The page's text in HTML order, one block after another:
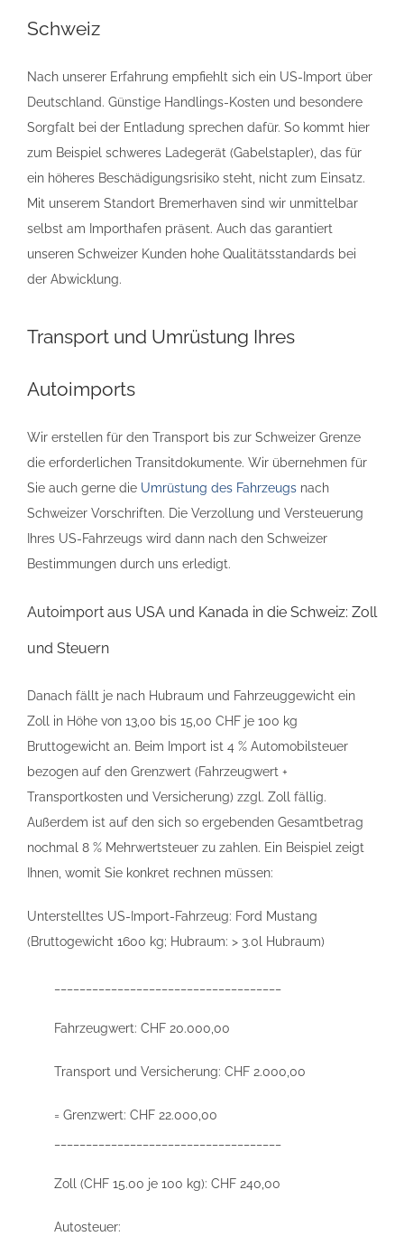
Schweiz
Nach unserer Erfahrung empfiehlt sich ein US-Import über
Deutschland. Günstige Handlings-Kosten und besondere
Sorgfalt bei der Entladung sprechen dafür. So kommt hier
zum Beispiel schweres Ladegerät (Gabelstapler), das für
ein höheres Beschädigungsrisiko steht, nicht zum Einsatz.
Mit unserem Standort Bremerhaven sind wir unmittelbar
selbst am Importhafen präsent. Auch das garantiert
unseren Schweizer Kunden hohe Qualitätsstandards bei
der Abwicklung.
Transport und Umrüstung Ihres
Autoimports
Wir erstellen für den Transport bis zur Schweizer Grenze
die erforderlichen Transitdokumente. Wir übernehmen für
Sie auch gerne die Umrüstung des Fahrzeugs nach
Schweizer Vorschriften. Die Verzollung und Versteuerung
Ihres US-Fahrzeugs wird dann nach den Schweizer
Bestimmungen durch uns erledigt.
Autoimport aus USA und Kanada in die Schweiz: Zoll
und Steuern
Danach fällt je nach Hubraum und Fahrzeuggewicht ein
Zoll in Höhe von 13,00 bis 15,00 CHF je 100 kg
Bruttogewicht an. Beim Import ist 4 % Automobilsteuer
bezogen auf den Grenzwert (Fahrzeugwert +
Transportkosten und Versicherung) zzgl. Zoll fällig.
Außerdem ist auf den sich so ergebenden Gesamtbetrag
nochmal 8 % Mehrwertsteuer zu zahlen. Ein Beispiel zeigt
Ihnen, womit Sie konkret rechnen müssen:
Unterstelltes US-Import-Fahrzeug: Ford Mustang
(Bruttogewicht 1600 kg; Hubraum: > 3.0l Hubraum)
Fahrzeugwert: CHF 20.000,00
Transport und Versicherung: CHF 2.000,00
= Grenzwert: CHF 22.000,00
Zoll (CHF 15.00 je 100 kg): CHF 240,00
Autosteuer: